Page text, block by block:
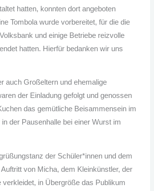
hatten, konnten dort angeboten
Tombola wurde vorbereitet, für die die
und einige Betriebe reizvolle
hatten. Hierfür bedanken wir uns
auch Großeltern und ehemalige
der Einladung gefolgt und genossen
das gemütliche Beisammensein im
der Pausenhalle bei einer Wurst im
der Schüler*innen und dem
von Micha, dem Kleinkünstler, der
verkleidet, in Übergröße das Publikum